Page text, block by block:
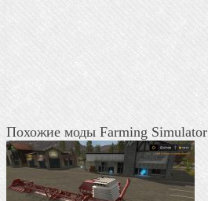
Похожие моды Farming Simulator